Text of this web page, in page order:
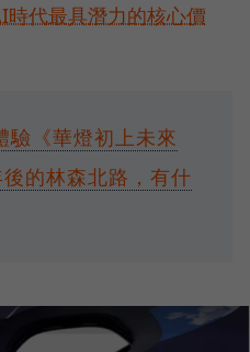
時代最具潛力的核心價
驗《華燈初上未來
的林森北路，有什